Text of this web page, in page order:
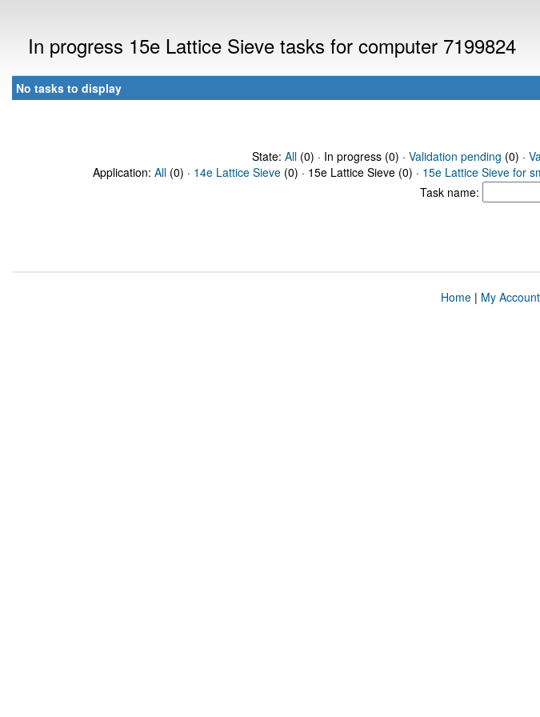
In progress 15e Lattice Sieve tasks for computer 7199824
No tasks to display
State: All(0) · In progress (0) · Validation pending (0) ·
Application: All (0) · 14e Lattice Sieve (0) · 15e Lattice Sieve (0) · 15e Lattice Sieve for
Task name:
Home| My Account